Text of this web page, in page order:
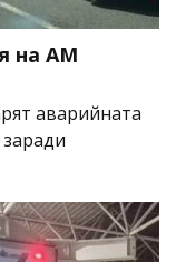
на АМ
аварийната